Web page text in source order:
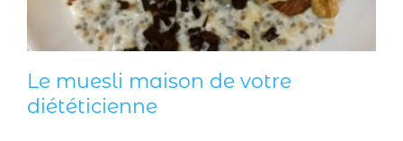
Le muesli maison de votre
diététicienne